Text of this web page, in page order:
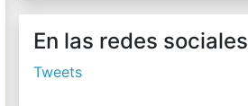
En las redes sociales
Tweets